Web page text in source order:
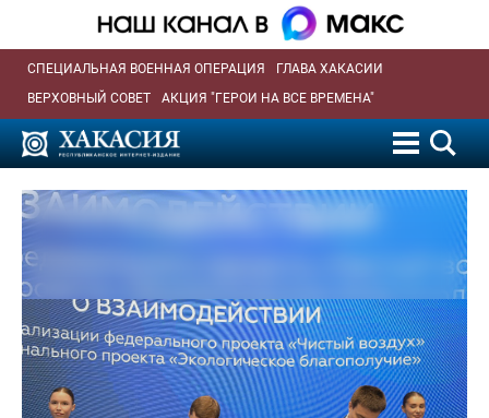
СПЕЦИАЛЬНАЯ ВОЕННАЯ ОПЕРАЦИЯ
ГЛАВА ХАКАСИИ
ВЕРХОВНЫЙ СОВЕТ
АКЦИЯ "ГЕРОИ НА ВСЕ ВРЕМЕНА"